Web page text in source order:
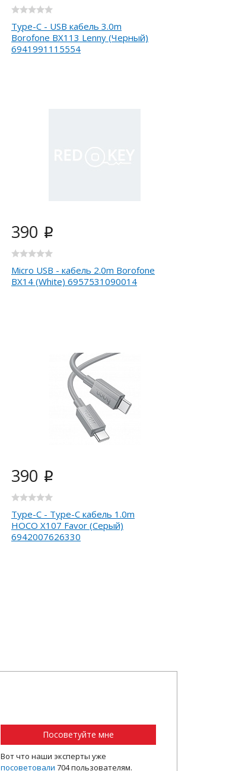
Type-C - USB кабель 3.0m
Borofone BX113 Lenny (Черный)
6941991115554
390 i
Micro USB - кабель 2.0m Borofone
BX14 (White) 6957531090014
390 i
Type-C - Type-C кабель 1.0m
HOCO X107 Favor (Серый)
6942007626330
Посоветуйте мне
Вот что наши эксперты уже
посоветовали 704 пользователям.